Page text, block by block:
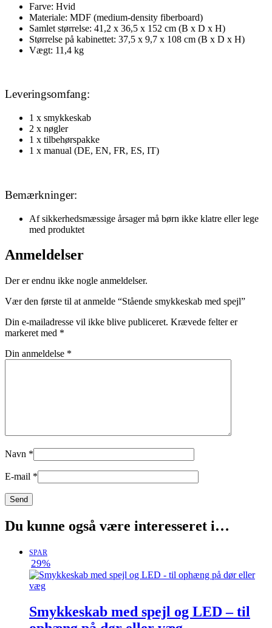
Farve: Hvid
Materiale: MDF (medium-density fiberboard)
Samlet størrelse: 41,2 x 36,5 x 152 cm (B x D x H)
Størrelse på kabinettet: 37,5 x 9,7 x 108 cm (B x D x H)
Vægt: 11,4 kg
Leveringsomfang:
1 x smykkeskab
2 x nøgler
1 x tilbehørspakke
1 x manual (DE, EN, FR, ES, IT)
Bemærkninger:
Af sikkerhedsmæssige årsager må børn ikke klatre eller lege
med produktet
Anmeldelser
Der er endnu ikke nogle anmeldelser.
Vær den første til at anmelde “Stående smykkeskab med spejl”
Din e-mailadresse vil ikke blive publiceret. Krævede felter er
markeret med *
Din anmeldelse *
Navn *
E-mail *
Du kunne også være interesseret i…
SPAR
29%
Smykkeskab med spejl og LED – til